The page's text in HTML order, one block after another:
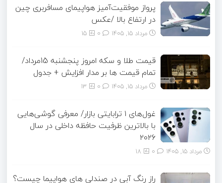
پرواز موفقیت‌آمیز هواپیمای مسافربری چین
در ارتفاع بالا /عکس
مرداد ۱۵, ۱۴۰۵ 15
قیمت طلا و سکه امروز پنجشنبه 15مرداد/
تمام قیمت ها بر مدار افزایش + جدول
مرداد ۱۵, ۱۴۰۵ 13
غول‌های ۱ ترابایتی بازار/ معرفی گوشی‌هایی
با بالاترین ظرفیت حافظه داخلی در سال
۲۰۲۶
مرداد ۱۵, ۱۴۰۵ 18
راز رنگ آبی در صندلی های هواپیما چیست؟